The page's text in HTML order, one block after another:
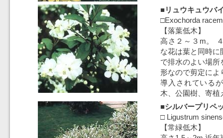
■リュウキュウバ
□Exochorda
【落葉低木】
高さ２～３m。
な花は葉と同時に
で排水のよい場所
形なので剪定によ
導入されている
木、公園樹、寄植
■シルバープリ
□ Ligustrum
【常緑低木】